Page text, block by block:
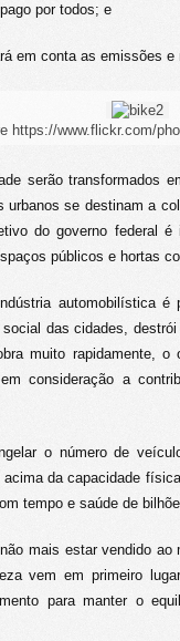
por todos; e
em conta as emissões e
https://www.flickr.com/
serão transformados
urbanos se destinam a
do governo federal é
públicos e hortas
automobilística é
das cidades,
muito rapidamente,
consideração a
o número de
da capacidade
tempo e saúde de
mais estar vendido
vem em primeiro
para manter o